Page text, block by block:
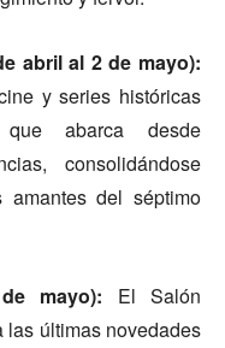
abril al 2 de mayo):
y series históricas
abarca desde
consolidándose
del séptimo
mayo): El Salón
las últimas novedades